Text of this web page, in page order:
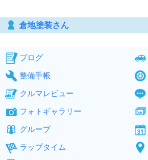
倉地塗装さん
ブログ
整備手帳
クルマレビュー
フォトギャラリー
グループ
ラップタイム